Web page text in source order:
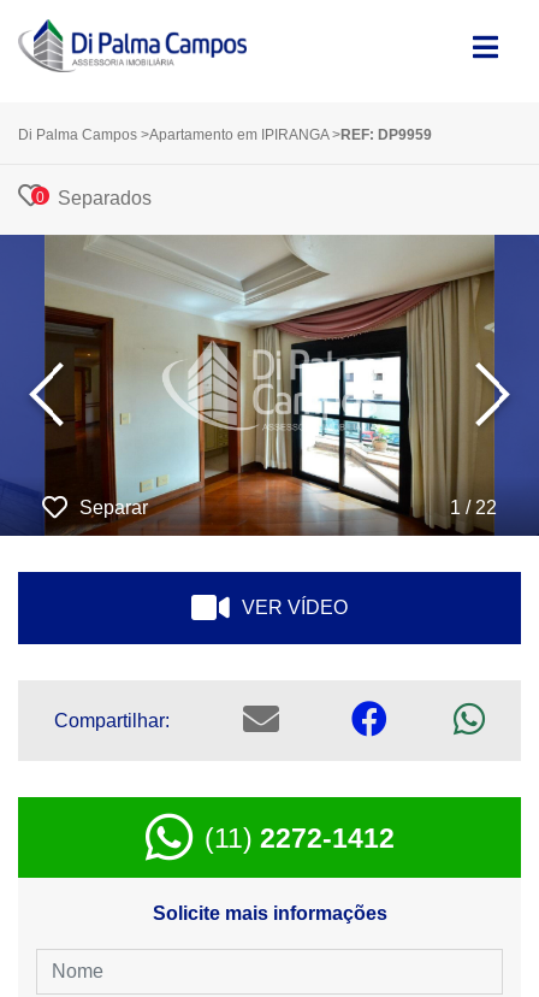
Di Palma Campos >Apartamento em IPIRANGA >REF: DP9959
0 Separados
‹ ›
Separar 1 / 22
VER VÍDEO
Compartilhar:
(11) 2272-1412
Solicite mais informações